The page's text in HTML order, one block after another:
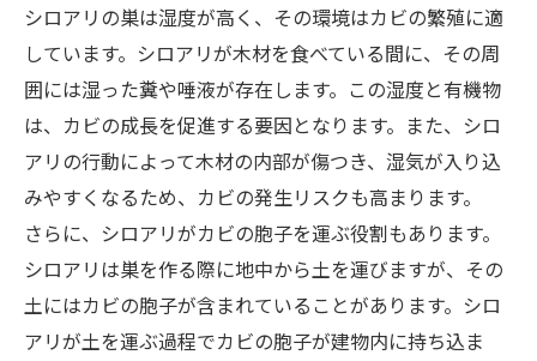
シロアリの巣は湿度が高く、その環境はカビの繁殖に適
しています。シロアリが木材を食べている間に、その周
囲には湿った糞や唾液が存在します。この湿度と有機物
は、カビの成長を促進する要因となります。また、シロ
アリの行動によって木材の内部が傷つき、湿気が入り込
みやすくなるため、カビの発生リスクも高まります。
さらに、シロアリがカビの胞子を運ぶ役割もあります。
シロアリは巣を作る際に地中から土を運びますが、その
土にはカビの胞子が含まれていることがあります。シロ
アリが土を運ぶ過程でカビの胞子が建物内に持ち込ま